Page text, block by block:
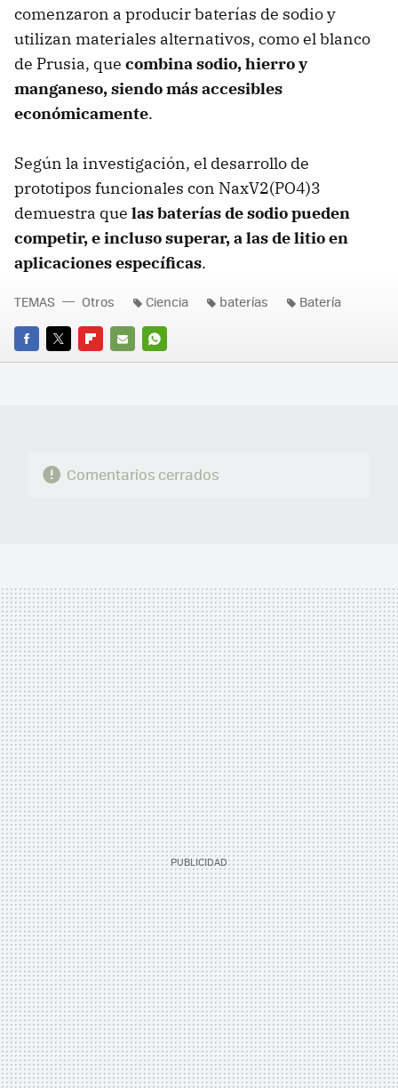
comenzaron a producir baterías de sodio y
utilizan materiales alternativos, como el blanco
de Prusia, que combina sodio, hierro y
manganeso, siendo más accesibles
económicamente.
Según la investigación, el desarrollo de
prototipos funcionales con NaxV2(PO4)3
demuestra que las baterías de sodio pueden
competir, e incluso superar, a las de litio en
aplicaciones específicas.
FACEBOOK
TWITTERFLIPBOARD
E-
WHATSAPP
TEMAS Otros Ciencia baterías Batería
Comentarios cerrados